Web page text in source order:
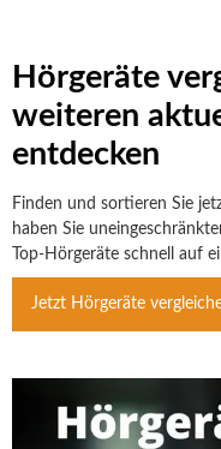
Hörgeräte
weiteren
entdecken
Finden und sortieren Sie
haben Sie
Top-Hörgeräte schnell auf
Jetzt Hörgeräte